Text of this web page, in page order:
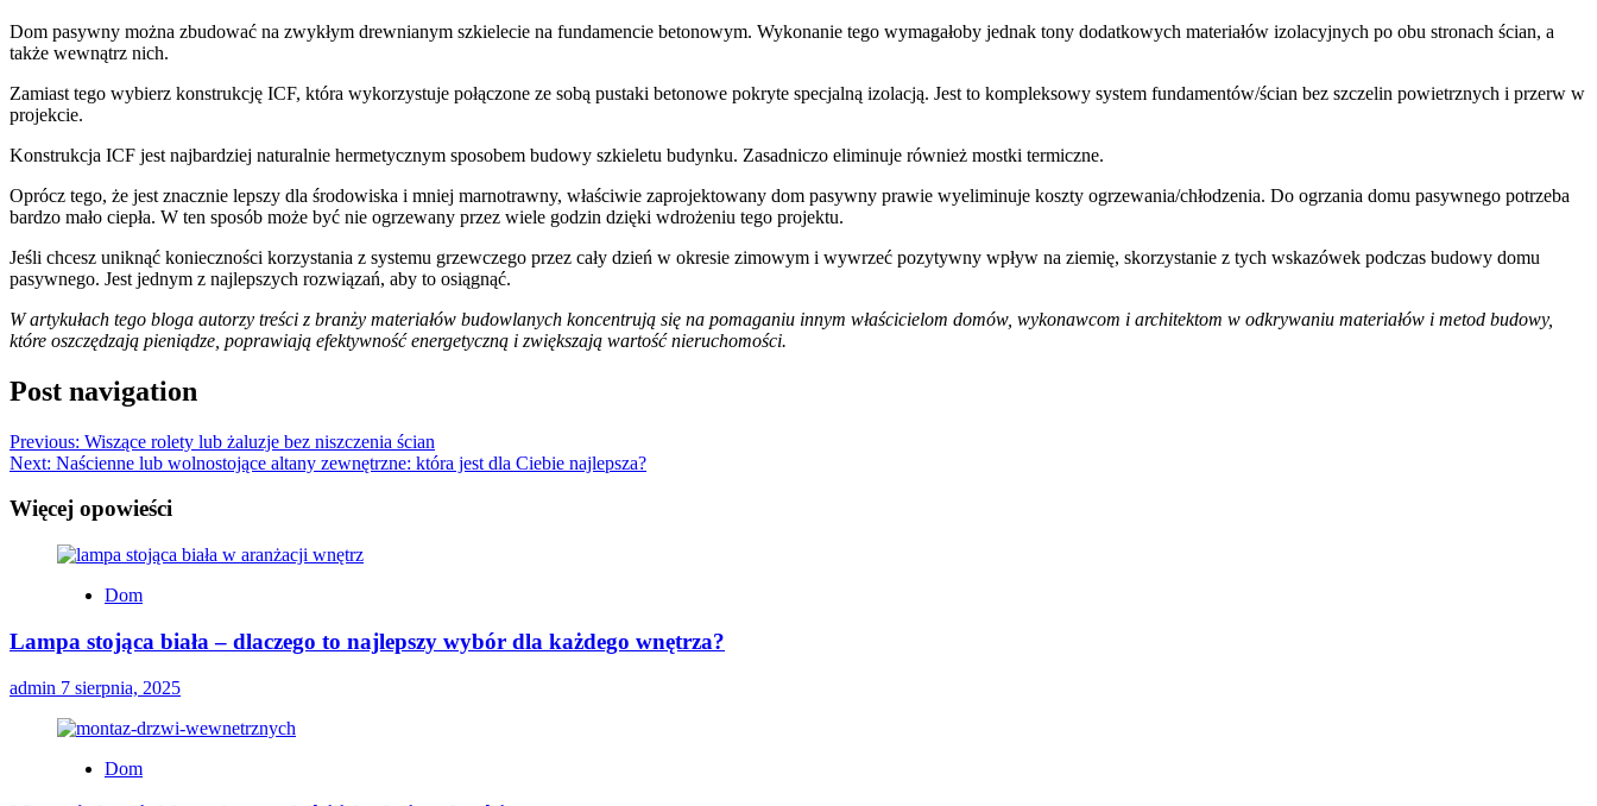
Dom pasywny można zbudować na zwykłym drewnianym szkielecie na fundamencie betonowym. Wykonanie tego wymagałoby jednak tony dodatkowych materiałów izolacyjnych po obu stronach ścian, a
także wewnątrz nich.
Zamiast tego wybierz konstrukcję ICF, która wykorzystuje połączone ze sobą pustaki betonowe pokryte specjalną izolacją. Jest to kompleksowy system fundamentów/ścian bez szczelin powietrznych i przerw w
projekcie.
Konstrukcja ICF jest najbardziej naturalnie hermetycznym sposobem budowy szkieletu budynku. Zasadniczo eliminuje również mostki termiczne.
Oprócz tego, że jest znacznie lepszy dla środowiska i mniej marnotrawny, właściwie zaprojektowany dom pasywny prawie wyeliminuje koszty ogrzewania/chłodzenia. Do ogrzania domu pasywnego potrzeba
bardzo mało ciepła. W ten sposób może być nie ogrzewany przez wiele godzin dzięki wdrożeniu tego projektu.
Jeśli chcesz uniknąć konieczności korzystania z systemu grzewczego przez cały dzień w okresie zimowym i wywrzeć pozytywny wpływ na ziemię, skorzystanie z tych wskazówek podczas budowy domu
pasywnego. Jest jednym z najlepszych rozwiązań, aby to osiągnąć.
W artykułach tego bloga autorzy treści z branży materiałów budowlanych koncentrują się na pomaganiu innym właścicielom domów, wykonawcom i architektom w odkrywaniu materiałów i metod budowy,
które oszczędzają pieniądze, poprawiają efektywność energetyczną i zwiększają wartość nieruchomości.
Post navigation
Previous: Wiszące rolety lub żaluzje bez niszczenia ścian
Next: Naścienne lub wolnostojące altany zewnętrzne: która jest dla Ciebie najlepsza?
Więcej opowieści
Dom
Lampa stojąca biała – dlaczego to najlepszy wybór dla każdego wnętrza?
admin 7 sierpnia, 2025
Dom